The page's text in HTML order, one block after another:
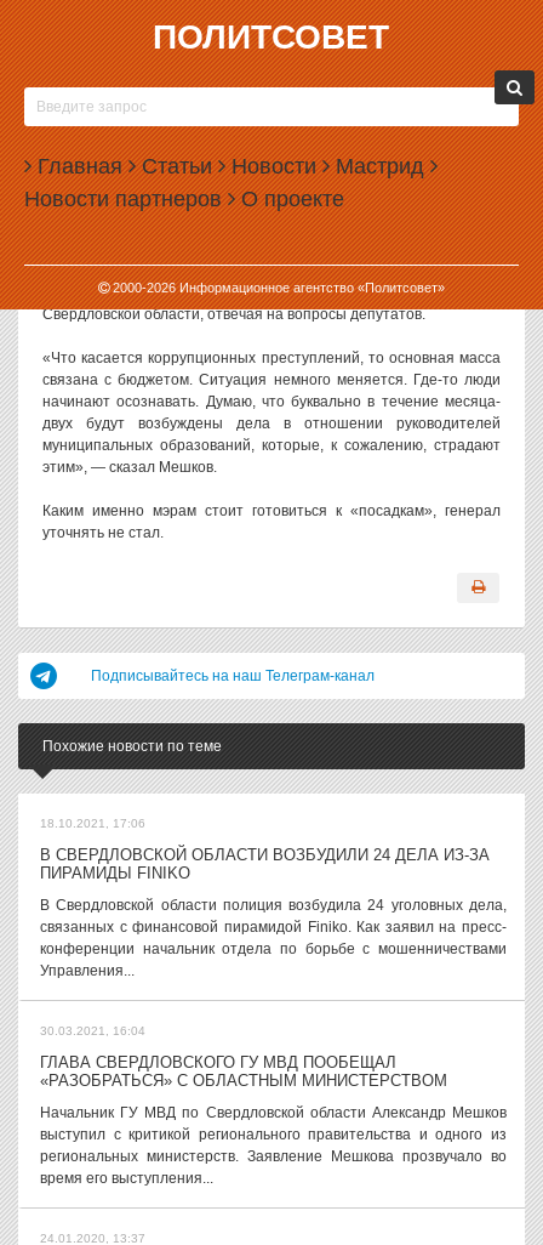
ПОЛИТСОВЕТ
Главная Статьи Новости Мастрид
Новости партнеров О проекте
2000-2026Информационное агентство «Политсовет»
29.03.2023, 13:32
ГЛАВА СВЕРДЛОВСКОЙ ПОЛИЦИИ
АНОНСИРОВАЛ УГОЛОВНЫЕ ДЕЛА ПРОТИВ
МЭРОВ
Начальник ГУ МВД по Свердловской области Александр Мешков
пообещал, что в ближайшее время будет возбуждено несколько
уголовных дел против мэров городов региона.
Об этом генерал заявил на заседании Заксобрания
Свердловской области, отвечая на вопросы депутатов.
«Что касается коррупционных преступлений, то основная масса
связана с бюджетом. Ситуация немного меняется. Где-то люди
начинают осознавать. Думаю, что буквально в течение месяца-
двух будут возбуждены дела в отношении руководителей
муниципальных образований, которые, к сожалению, страдают
этим», — сказал Мешков.
Каким именно мэрам стоит готовиться к «посадкам», генерал
уточнять не стал.
Подписывайтесь на наш Телеграм-канал
Похожие новости по теме
18.10.2021, 17:06
В СВЕРДЛОВСКОЙ ОБЛАСТИ ВОЗБУДИЛИ 24 ДЕЛА ИЗ-ЗА
ПИРАМИДЫ FINIKO
В Свердловской области полиция возбудила 24 уголовных дела,
связанных с финансовой пирамидой Finiko. Как заявил на пресс-
конференции начальник отдела по борьбе с мошенничествами
Управления...
30.03.2021, 16:04
ГЛАВА СВЕРДЛОВСКОГО ГУ МВД ПООБЕЩАЛ
«РАЗОБРАТЬСЯ» С ОБЛАСТНЫМ МИНИСТЕРСТВОМ
Начальник ГУ МВД по Свердловской области Александр Мешков
выступил с критикой регионального правительства и одного из
региональных министерств. Заявление Мешкова прозвучало во
время его выступления...
24.01.2020, 13:37